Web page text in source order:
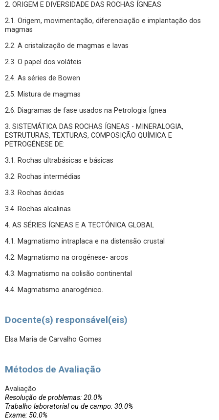
2. ORIGEM E DIVERSIDADE DAS ROCHAS ÍGNEAS
2.1. Origem, movimentação, diferenciação e implantação dos
magmas
2.2. A cristalização de magmas e lavas
2.3. O papel dos voláteis
2.4. As séries de Bowen
2.5. Mistura de magmas
2.6. Diagramas de fase usados na Petrologia Ígnea
3. SISTEMÁTICA DAS ROCHAS ÍGNEAS - MINERALOGIA,
ESTRUTURAS, TEXTURAS, COMPOSIÇÃO QUÍMICA E
PETROGÉNESE DE:
3.1. Rochas ultrabásicas e básicas
3.2. Rochas intermédias
3.3. Rochas ácidas
3.4. Rochas alcalinas
4. AS SÉRIES ÍGNEAS E A TECTÓNICA GLOBAL
4.1. Magmatismo intraplaca e na distensão crustal
4.2. Magmatismo na orogénese- arcos
4.3. Magmatismo na colisão continental
4.4. Magmatismo anarogénico.
Docente(s) responsável(eis)
Elsa Maria de Carvalho Gomes
Métodos de Avaliação
Avaliação
Resolução de problemas: 20.0%
Trabalho laboratorial ou de campo: 30.0%
Exame: 50.0%